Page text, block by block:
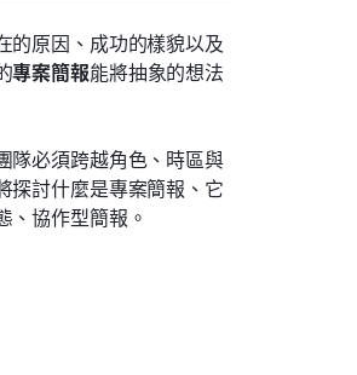
的原因、成功的樣貌以及
專案簡報能將抽象的想法
隊必須跨越角色、時區與
探討什麼是專案簡報、它
、協作型簡報。